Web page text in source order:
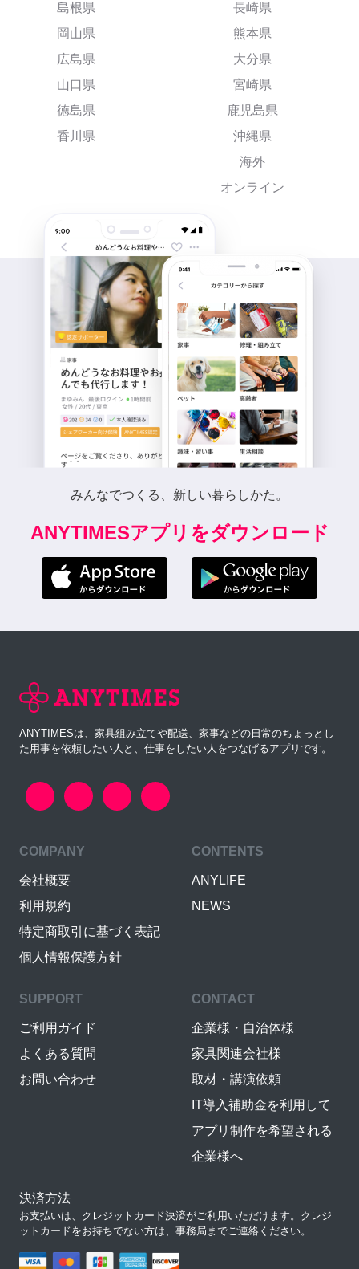
島根県
岡山県
広島県
山口県
徳島県
香川県
長崎県
熊本県
大分県
宮崎県
鹿児島県
沖縄県
海外
オンライン
みんなでつくる、新しい暮らしかた。
ANYTIMESアプリをダウンロード
ANYTIMESは、家具組み立てや配送、家事などの日常のちょっとし
た用事を依頼したい人と、仕事をしたい人をつなげるアプリです。
COMPANY
会社概要
利用規約
特定商取引に基づく表記
個人情報保護方針
CONTENTS
ANYLIFE
NEWS
SUPPORT
ご利用ガイド
よくある質問
お問い合わせ
CONTACT
企業様・自治体様
家具関連会社様
取材・講演依頼
IT導入補助金を利用して
アプリ制作を希望される
企業様へ
決済方法
お支払いは、クレジットカード決済がご利用いただけます。クレジ
ットカードをお持ちでない方は、事務局までご連絡ください。